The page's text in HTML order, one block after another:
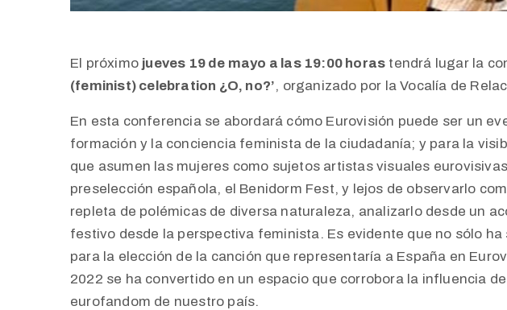
El próximo jueves 19 de mayo a las 19:00 horas tendrá lugar la
(feminist) celebration ¿O, no?’, organizado por la Vocalía de
En esta conferencia se abordará cómo Eurovisión puede ser un
formación y la conciencia feminista de la ciudadanía; y para la
que asumen las mujeres como sujetos artistas visuales
preselección española, el Benidorm Fest, y lejos de observarlo
repleta de polémicas de diversa naturaleza, analizarlo desde un
festivo desde la perspectiva feminista. Es evidente que no sólo
para la elección de la canción que representaría a España en
2022 se ha convertido en un espacio que corrobora la influencia
eurofandom de nuestro país.